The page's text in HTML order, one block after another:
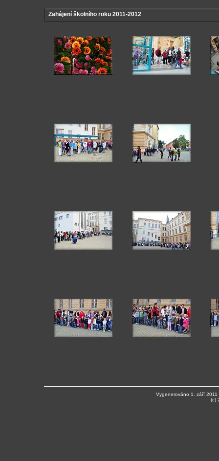
Zahájení školního roku 2011-2012
Vygenerováno 1. září
(c)